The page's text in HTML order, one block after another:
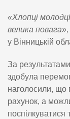
«Хлопці
велика повага»,
у Вінницькій
За
здобула
наголосили, що
рахунок, а